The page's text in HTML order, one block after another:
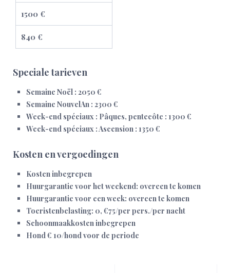
1500 €
840 €
Speciale tarieven
Semaine Noël : 2050 €
Semaine NouvelAn : 2300 €
Week-end spéciaux : Pâques, pentecôte : 1300 €
Week-end spéciaux : Ascension : 1350 €
Kosten en vergoedingen
Kosten inbegrepen
Huurgarantie voor het weekend: overeen te komen
Huurgarantie voor een week: overeen te komen
Toeristenbelasting: 0, €75/per pers./per nacht
Schoonmaakkosten inbegrepen
Hond € 10/hond voor de periode